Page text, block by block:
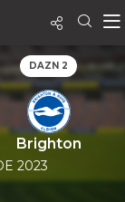
DAZN 2
Brighton
2023